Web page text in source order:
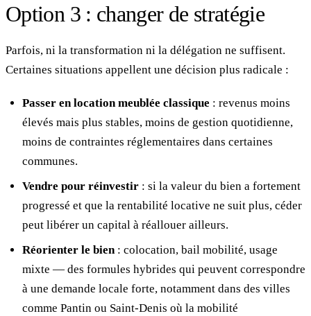
Option 3 : changer de stratégie
Parfois, ni la transformation ni la délégation ne suffisent.
Certaines situations appellent une décision plus radicale :
Passer en location meublée classique : revenus moins
élevés mais plus stables, moins de gestion quotidienne,
moins de contraintes réglementaires dans certaines
communes.
Vendre pour réinvestir : si la valeur du bien a fortement
progressé et que la rentabilité locative ne suit plus, céder
peut libérer un capital à réallouer ailleurs.
Réorienter le bien: colocation, bail mobilité, usage
mixte — des formules hybrides qui peuvent correspondre
à une demande locale forte, notamment dans des villes
comme Pantin ou Saint-Denis où la mobilité